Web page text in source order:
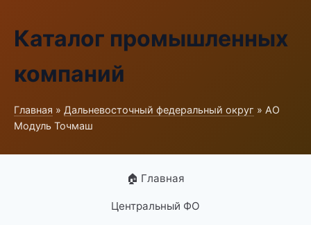
Каталог промышленных
компаний
Главная » Дальневосточный федеральный округ » АО
Модуль Точмаш
🏠 Главная
Центральный ФО